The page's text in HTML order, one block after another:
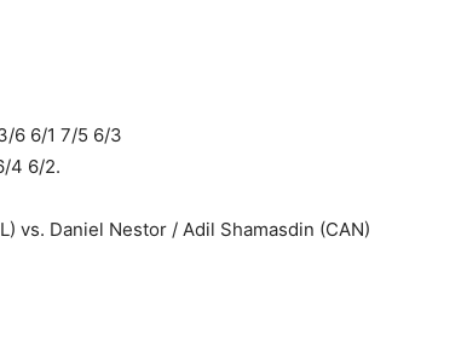
6 6/1 7/5 6/3
4 6/2.
vs. Daniel Nestor / Adil Shamasdin (CAN)